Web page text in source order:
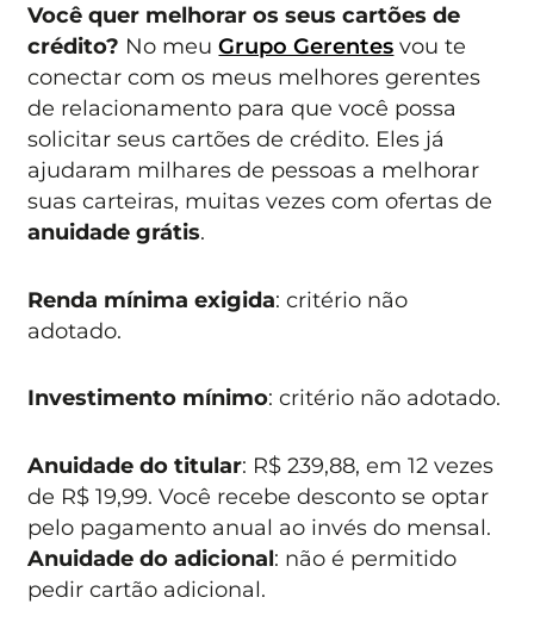
Você quer melhorar os seus cartões de
crédito? No meuGrupo Gerentes vou te
conectar com os meus melhores gerentes
de relacionamento para que você possa
solicitar seus cartões de crédito. Eles já
ajudaram milhares de pessoas a melhorar
suas carteiras, muitas vezes com ofertas de
anuidade grátis.
Renda mínima exigida: critério não
adotado.
Investimento mínimo: critério não adotado.
Anuidade do titular: R$ 239,88, em 12 vezes
de R$ 19,99. Você recebe desconto se optar
pelo pagamento anual ao invés do mensal.
Anuidade do adicional: não é permitido
pedir cartão adicional.